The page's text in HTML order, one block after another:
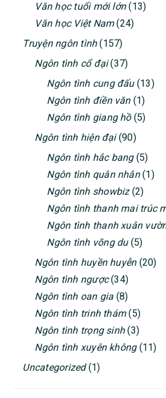
Văn học tuổi mới lớn(13)
Văn học Việt Nam(24)
Truyện ngôn tình(157)
Ngôn tình cổ đại(37)
Ngôn tình cung đấu(13)
Ngôn tình điền văn(1)
Ngôn tình giang hồ(5)
Ngôn tình hiện đại(90)
Ngôn tình hắc bang(5)
Ngôn tình quân nhân(1)
Ngôn tình showbiz(2)
Ngôn tình thanh mai trúc
Ngôn tình thanh xuân
Ngôn tình võng du(5)
Ngôn tình huyền huyễn(20)
Ngôn tình ngược(34)
Ngôn tình oan gia (8)
Ngôn tình trinh thám(5)
Ngôn tình trọng sinh(3)
Ngôn tình xuyên không(11)
Uncategorized(1)